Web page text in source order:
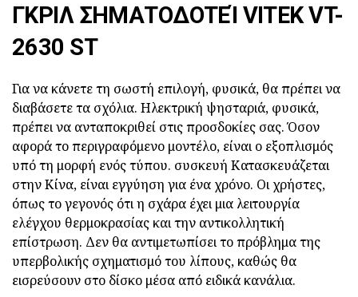
ΓΚΡΙΛ ΣΗΜΑΤΟΔΟΤΕΊ VITEK VT-
2630 ST
Για να κάνετε τη σωστή επιλογή, φυσικά, θα πρέπει να
διαβάσετε τα σχόλια. Ηλεκτρική ψησταριά, φυσικά,
πρέπει να ανταποκριθεί στις προσδοκίες σας. Όσον
αφορά το περιγραφόμενο μοντέλο, είναι ο εξοπλισμός
υπό τη μορφή ενός τύπου. συσκευή Κατασκευάζεται
στην Κίνα, είναι εγγύηση για ένα χρόνο. Οι χρήστες,
όπως το γεγονός ότι η σχάρα έχει μια λειτουργία
ελέγχου θερμοκρασίας και την αντικολλητική
επίστρωση. Δεν θα αντιμετωπίσει το πρόβλημα της
υπερβολικής σχηματισμό του λίπους, καθώς θα
εισρεύσουν στο δίσκο μέσα από ειδικά κανάλια.